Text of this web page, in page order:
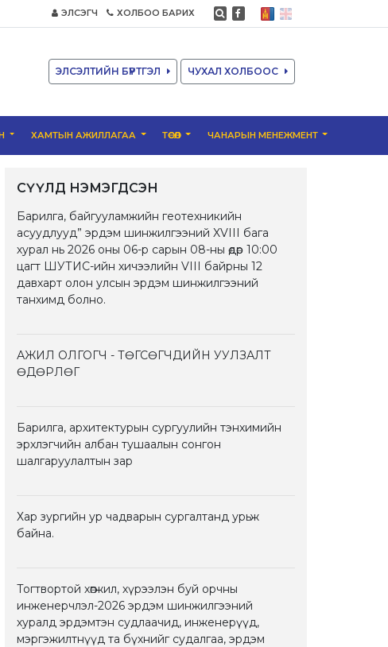
ЭЛСЭГЧ ХОЛБОО БАРИХ
ЭЛСЭЛТИЙН БҮРТГЭЛ ЧУХАЛ ХОЛБООС
ХАМТЫН АЖИЛЛАГАА ТӨСӨЛ ЧАНАРЫН МЕНЕЖМЕНТ
СҮҮЛД НЭМЭГДСЭН
Барилга, байгууламжийн геотехникийн
асуудлууд” эрдэм шинжилгээний XVIII бага
хурал нь 2026 оны 06-р сарын 08-ны өдөр 10:00
цагт ШУТИС-ийн хичээлийн VIII байрны 12
давхарт олон улсын эрдэм шинжилгээний
танхимд болно.
АЖИЛ ОЛГОГЧ - ТӨГСӨГЧДИЙН УУЛЗАЛТ
ӨДӨРЛӨГ
Барилга, архитектурын сургуулийн тэнхимийн
эрхлэгчийн албан тушаалын сонгон
шалгаруулалтын зар
Хар зургийн ур чадварын сургалтанд урьж
байна.
Тогтвортой хөгжил, хүрээлэн буй орчны
инженерчлэл-2026 эрдэм шинжилгээний
хуралд эрдэмтэн судлаачид, инженерүүд,
мэргэжилтнүүд та бүхнийг судалгаа, эрдэм